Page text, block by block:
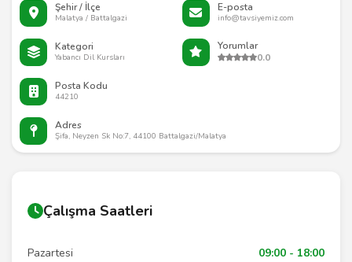
Şehir / İlçe
Malatya / Battalgazi
E-posta
info@tavsiyemiz.com
Kategori
Yabancı Dil Kursları
Yorumlar
0.0
Posta Kodu
44210
Adres
Şifa, Neyzen Sk No:7, 44100 Battalgazi/Malatya
Çalışma Saatleri
Pazartesi 09:00 - 18:00